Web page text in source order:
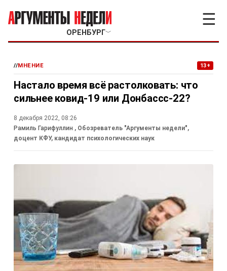
ОРЕНБУРГ﹀
☰
//МНЕНИЕ 13+
Настало время всё растолковать: что
сильнее ковид-19 или Донбассс-22?
8 декабря 2022, 08:26
Рамиль Гарифуллин , Обозреватель "Аргументы недели",
доцент КФУ, кандидат психологических наук